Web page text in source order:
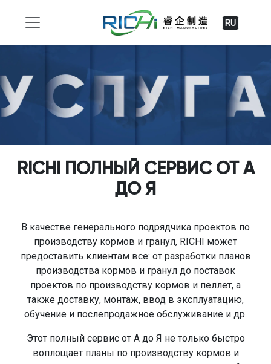
RU
RICHI ПОЛНЫЙ СЕРВИС ОТ А
ДО Я
В качестве генерального подрядчика проектов по
производству кормов и гранул, RICHI может
предоставить клиентам все: от разработки планов
производства кормов и гранул до поставок
проектов по производству кормов и пеллет, а
также доставку, монтаж, ввод в эксплуатацию,
обучение и послепродажное обслуживание и др.
Этот полный сервис от А до Я не только быстро
воплощает планы по производству кормов и